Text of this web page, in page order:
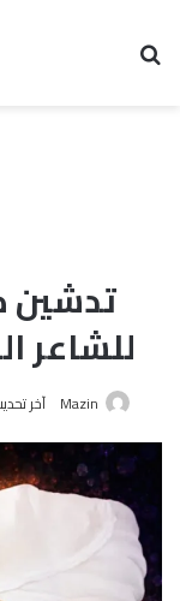
تدشين
للشاعر
Mazin آخر تحديث: